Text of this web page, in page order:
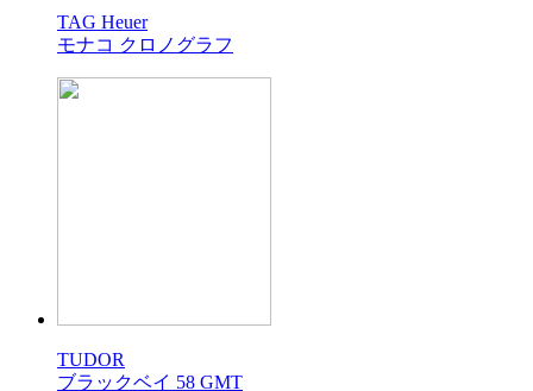
TAG Heuer
モナコ クロノグラフ
TUDOR
ブラックベイ 58 GMT